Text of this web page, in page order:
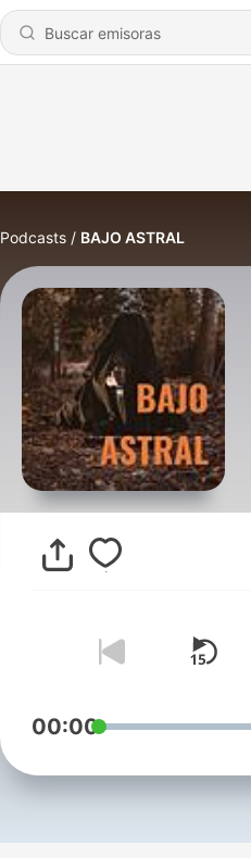
Podcasts BAJO ASTRAL
00:00